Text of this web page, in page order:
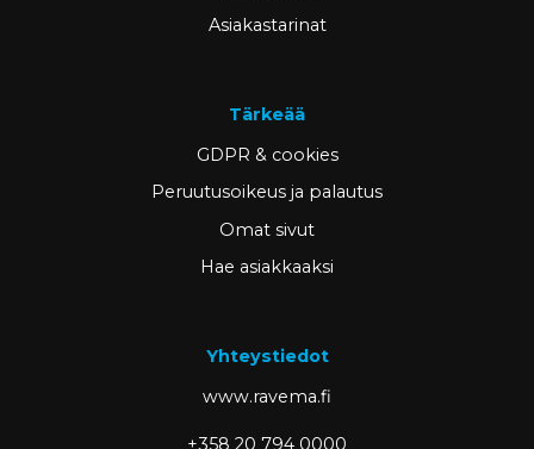
Asiakastarinat
Tärkeää
GDPR & cookies
Peruutusoikeus ja palautus
Omat sivut
Hae asiakkaaksi
Yhteystiedot
www.ravema.fi
+358 20 794 0000